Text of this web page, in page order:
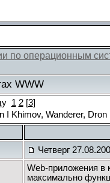
по операционным
WWW
1 2[3]
I Khimov, Wanderer, Dron
Четверг
Web-приложения в
максимально